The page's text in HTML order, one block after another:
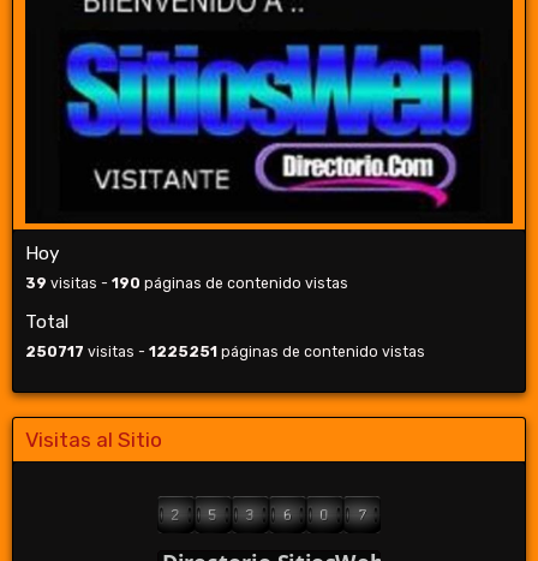
Hoy
39 visitas - 190 páginas de contenido vistas
Total
250717 visitas - 1225251 páginas de contenido vistas
Visitas al Sitio